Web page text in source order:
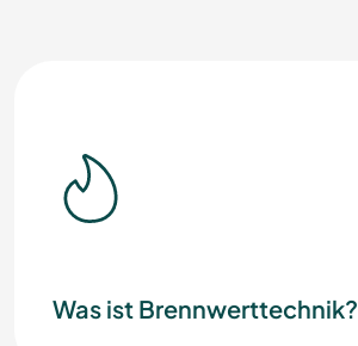
Was ist Brennwerttechnik?